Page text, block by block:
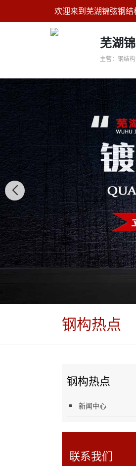
欢迎来到芜湖锦弦钢结
芜湖
主营：钢结
钢构热点
钢构热点
新闻中心
联系我们